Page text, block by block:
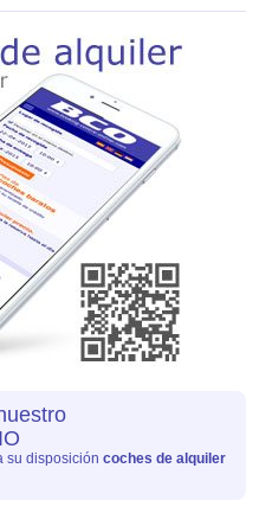
su disposicióncoches de alquiler